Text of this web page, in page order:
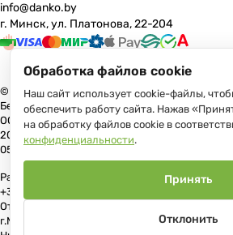
info@danko.by
г. Минск, ул. Платонова, 22-204
© 2026 Данко Бай: качественная мебель с
Беларуси
ООО «Гранд Парк», юр.адрес: 220005, Минск,
204 В торговом реестре с 17 июля 2013 г.
05.11.2008, Мингорисполком.
Рассмотрение обращений потребителей,
+375 (29) 191-10-80, +375 (29) 544-10-00, e-
Отдел торговли и услуг Администрации
г.Минска: тел. +375(17)215-14-65, Начальник
Обработка файлов cookie
Наш сайт использует cookie-файлы,
обеспечить работу сайта. Нажав
на обработку файлов cookie в
конфиденциальности.
Отклонить
Принять